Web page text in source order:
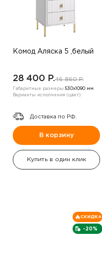
Комод Аляска 5 ,белый
28 400 P.46 860 P.
Габаритные размеры:530х1090 мм
Варианты исполнения (цвет):
Доставка по РФ.
В корзину
Купить в один клик
-20%
СКИДКА